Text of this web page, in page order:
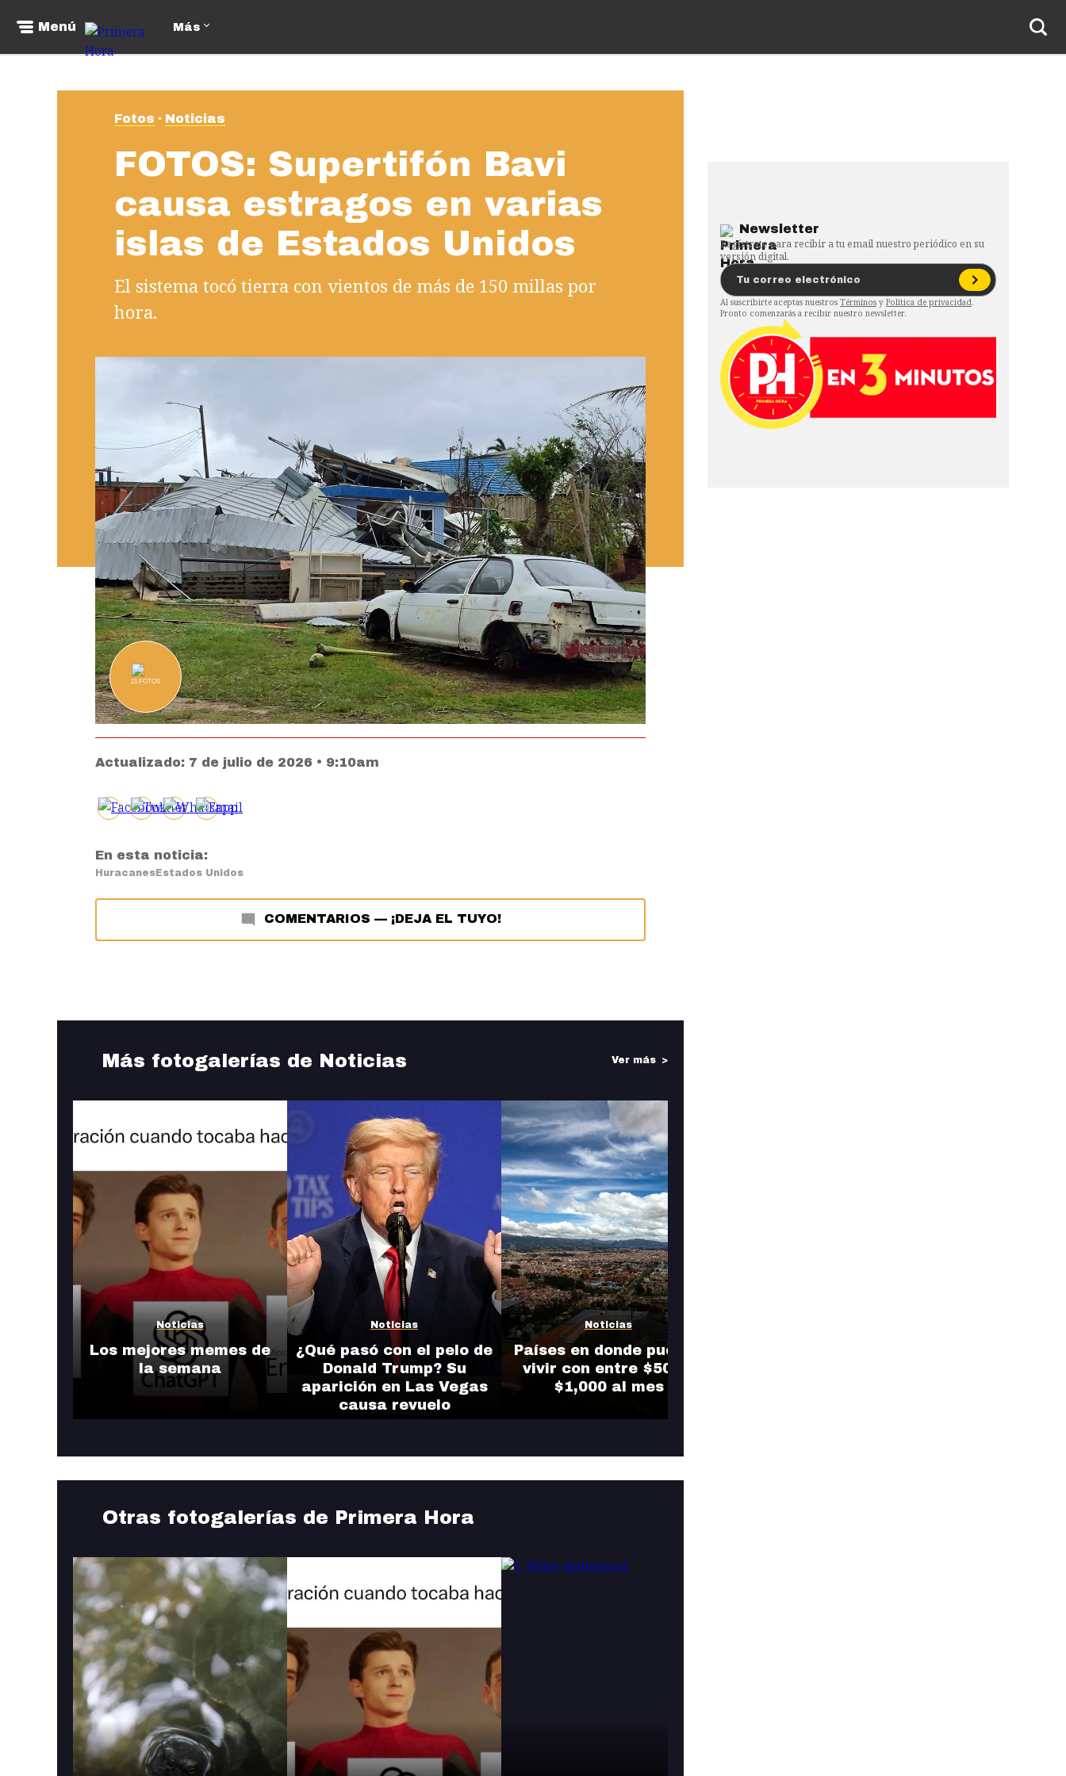
Menú Más
Fotos Noticias
FOTOS: Supertifón Bavi
causa estragos en varias
islas de Estados Unidos
El sistema tocó tierra con vientos de más de 150 millas por
hora.
21 FOTOS
Actualizado: 7 de julio de 2026 • 9:10am
En esta noticia:
Huracanes Estados Unidos
COMENTARIOS — ¡DEJA EL TUYO!
Más fotogalerías de Noticias Ver más
Noticias
Los mejores memes de
la semana
Noticias
¿Qué pasó con el pelo de
Donald Trump? Su
aparición en Las Vegas
causa revuelo
Noticias
Países en donde puedes
vivir con entre $500 y
$1,000 al mes
Otras fotogalerías de Primera Hora
Newsletter
Regístrate para recibir a tu email nuestro periódico en su
versión digital.
Al suscribirte aceptas nuestros Términos y Política de privacidad.
Pronto comenzarás a recibir nuestro newsletter.